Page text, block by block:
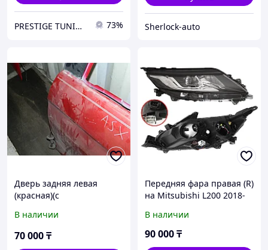
PRESTIGE TUNING 73% Sherlock-auto
Дверь задняя левая
(красная)(с
mitsubishi asx
В наличии
70 000₸
Передняя фара правая (R)
на Mitsubishi L200 2018-
(SAT)
В наличии
90 000₸